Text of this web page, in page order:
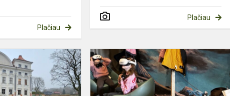
Plačiau
Plačiau
3A
KLASĖS
MOKINIAI
ATRADO